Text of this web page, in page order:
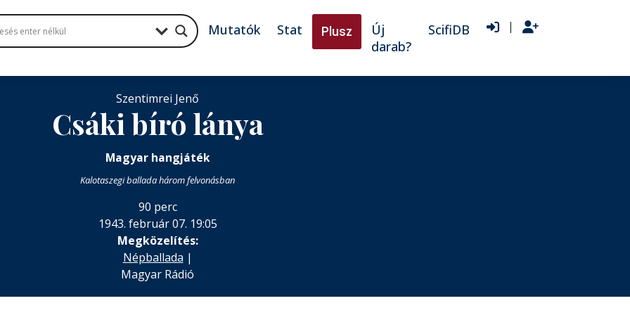
Mutatók Stat Plusz
Új
darab?
ScifiDB |
Szentimrei Jenő
Csáki bíró lánya
Magyar hangjáték
Kalotaszegi ballada három felvonásban
90 perc
1943. február 07. 19:05
Megközelítés:
Népballada |
Magyar Rádió